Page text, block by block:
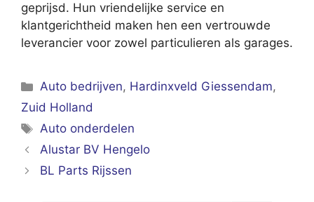
geprijsd. Hun vriendelijke service en
klantgerichtheid maken hen een vertrouwde
leverancier voor zowel particulieren als garages.
Categorieën
Auto bedrijven, Hardinxveld Giessendam,
Zuid Holland
Tags
Auto onderdelen
Alustar BV Hengelo
BL Parts Rijssen